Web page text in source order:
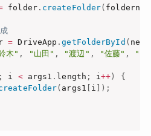
folder. createFolder(
= DriveApp .getFolderById (
木" , "山田" , "渡辺" , "佐藤" , "高
; i < args1 . length ; i++ )
{
( args1 i ) ;